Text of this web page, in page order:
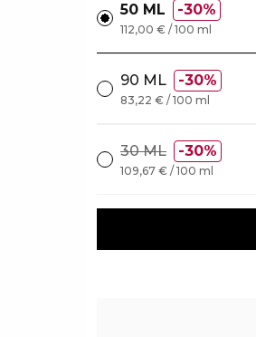
50 ML 30%
112,00 € / 100 ml
90 ML 30%
83,22 € / 100 ml
30 ML 30%
109,67 € / 100 ml